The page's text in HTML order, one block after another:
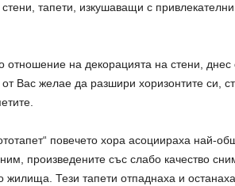
тапети, изкушаващи с
на декорацията на стени, днес
Вас желае да разшири хоризонтите си,
повечето хора асоциираха най-
произведените със слабо качество
жилища. Тези тапети отпаднаха и